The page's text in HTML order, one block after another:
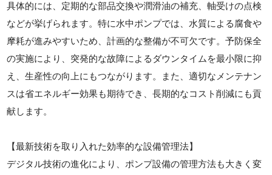
具体的には、定期的な部品交換や潤滑油の補充、軸受けの点検
などが挙げられます。特に水中ポンプでは、水質による腐食や
摩耗が進みやすいため、計画的な整備が不可欠です。予防保全
の実施により、突発的な故障によるダウンタイムを最小限に抑
え、生産性の向上にもつながります。また、適切なメンテナン
スは省エネルギー効果も期待でき、長期的なコスト削減にも貢
献します。
【最新技術を取り入れた効率的な設備管理法】
デジタル技術の進化により、ポンプ設備の管理方法も大きく変